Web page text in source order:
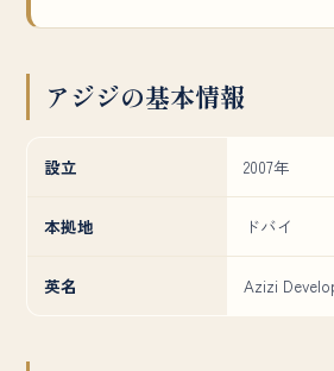
アジジの基本情報
設立 2007年
本拠地 ドバイ
英名 Azizi